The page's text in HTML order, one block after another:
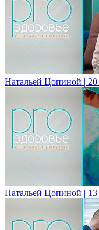
Натальей Цопиной |
Натальей Цопиной |